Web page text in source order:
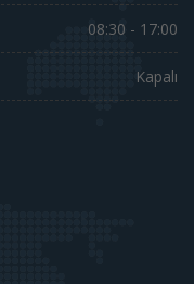
08:30 - 17:00
Kapalı